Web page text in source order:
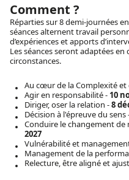
Comment ?
Réparties sur 8 demi-journées
séances alternent travail
d’expériences et apports
Les séances seront adaptées
circonstances.
Au cœur de la Complexité
Agir en responsabilité - 10
Diriger, oser la relation -8
Décision à l'épreuve du sens
Conduire le changement
2027
Vulnérabilité et
Management de la
Relecture, être aligné et